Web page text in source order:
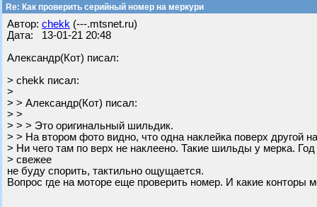
Re: Как проверить серийный номер на меркури
Автор: chekk (---.mtsnet.ru)
Дата: 13-01-21 20:48
Александр(Кот) писал:
> chekk писал:
>
> > Александр(Кот) писал:
> >
> > > Это оригинальный шильдик.
> > На втором фото видно, что одна наклейка поверх другой
> Ни чего там по верх не наклеено. Такие шильды у мерка.
> свежее
не буду спорить, тактильно ощущается.
Вопрос где на моторе еще проверить номер. И какие конторы